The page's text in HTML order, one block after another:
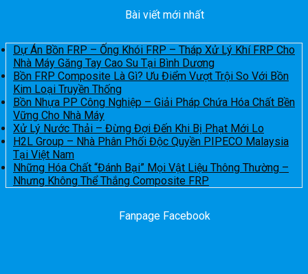
Bài viết mới nhất
Dự Án Bồn FRP – Ống Khói FRP – Tháp Xử Lý Khí FRP Cho
Nhà Máy Găng Tay Cao Su Tại Bình Dương
Bồn FRP Composite Là Gì? Ưu Điểm Vượt Trội So Với Bồn
Kim Loại Truyền Thống
Bồn Nhựa PP Công Nghiệp – Giải Pháp Chứa Hóa Chất Bền
Vững Cho Nhà Máy
Xử Lý Nước Thải – Đừng Đợi Đến Khi Bị Phạt Mới Lo
H2L Group – Nhà Phân Phối Độc Quyền PIPECO Malaysia
Tại Việt Nam
Những Hóa Chất “Đánh Bại” Mọi Vật Liệu Thông Thường –
Nhưng Không Thể Thắng Composite FRP
Fanpage Facebook